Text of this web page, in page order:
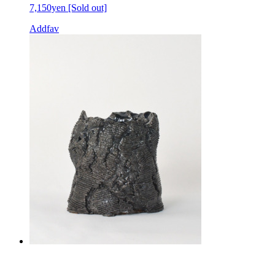
7,150yen [Sold out]
Addfav